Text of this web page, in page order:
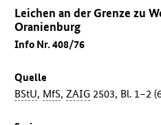
Leichen an der Grenze zu
Oranienburg
Info Nr. 408/76
Quelle
BStU, MfS,ZAIG 2503, Bl. 1–2